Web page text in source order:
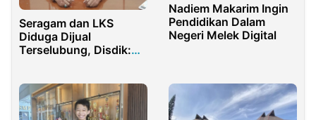
Seragam dan LKS
Diduga Dijual
Terselubung, Disdik:
Nadiem Makarim Ingin
Pendidikan Dalam
Negeri Melek Digital